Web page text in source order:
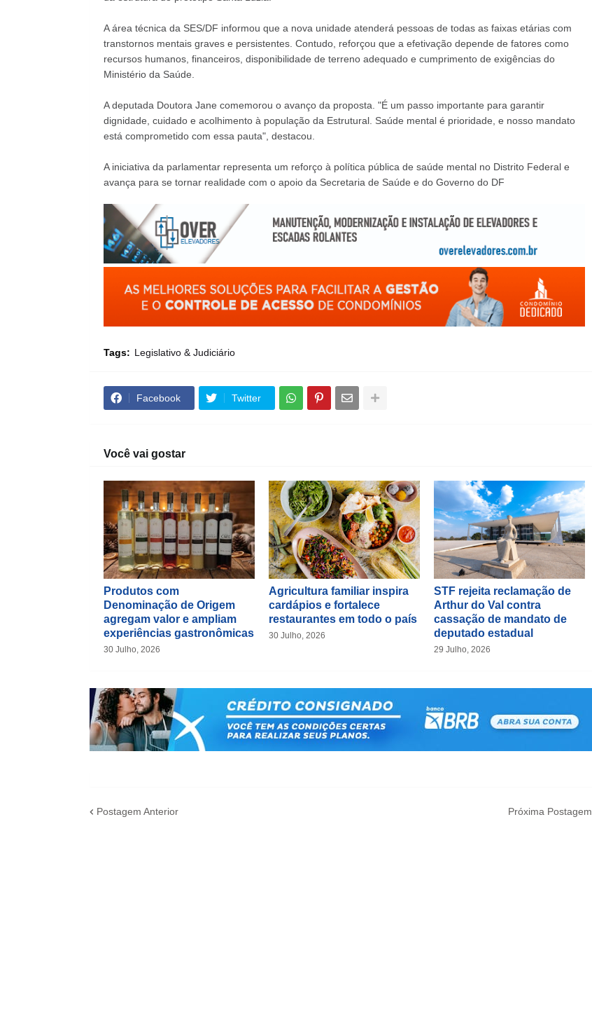
A área técnica da SES/DF informou que a nova unidade atenderá pessoas de todas as faixas etárias com
transtornos mentais graves e persistentes. Contudo, reforçou que a efetivação depende de fatores como
recursos humanos, financeiros, disponibilidade de terreno adequado e cumprimento de exigências do
Ministério da Saúde.
A deputada Doutora Jane comemorou o avanço da proposta. "É um passo importante para garantir
dignidade, cuidado e acolhimento à população da Estrutural. Saúde mental é prioridade, e nosso mandato
está comprometido com essa pauta", destacou.
A iniciativa da parlamentar representa um reforço à política pública de saúde mental no Distrito Federal e
avança para se tornar realidade com o apoio da Secretaria de Saúde e do Governo do DF
Tags: Legislativo & Judiciário
Facebook Twitter
Você vai gostar
Produtos com
Denominação de Origem
agregam valor e ampliam
experiências gastronômicas
30 Julho, 2026
Agricultura familiar inspira
cardápios e fortalece
restaurantes em todo o país
30 Julho, 2026
STF rejeita reclamação de
Arthur do Val contra
cassação de mandato de
deputado estadual
29 Julho, 2026
Postagem Anterior Próxima Postagem